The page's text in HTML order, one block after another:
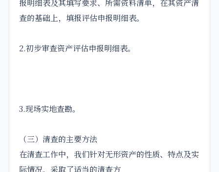
报明细表及其填写要求、所需资料清单，在其资产清
查的基础上，填报评估申报明细表。
2.初步审查资产评估申报明细表。
3.现场实地查勘。
（三）清查的主要方法
在清查工作中，我们针对无形资产的性质、特点及实
际情况，采取了适当的清查方